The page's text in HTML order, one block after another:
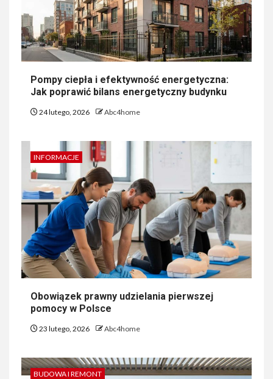
Pompy ciepła i efektywność energetyczna:
Jak poprawić bilans energetyczny budynku
24 lutego, 2026 Abc4home
INFORMACJE
Obowiązek prawny udzielania pierwszej
pomocy w Polsce
23 lutego, 2026 Abc4home
BUDOWA I REMONT